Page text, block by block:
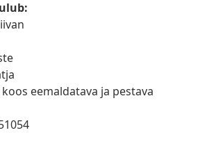
eemaldatava ja pestava